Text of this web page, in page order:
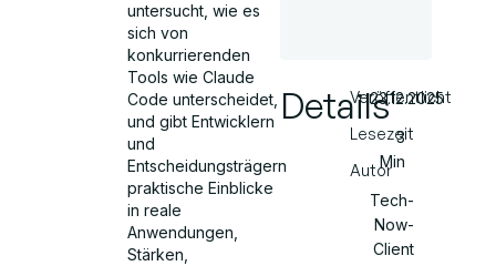
untersucht, wie es
sich von
konkurrierenden
Tools wie Claude
Code unterscheidet,
und gibt Entwicklern
und
Entscheidungsträgern
praktische Einblicke
in reale
Anwendungen,
Stärken,
DetailsVeröffentlicht
Lesezeit
Autor
23.12.2025
3
Min
Tech-
Now-
Client